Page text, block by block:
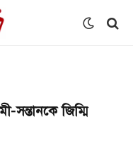
সন্তানকে জিম্মি